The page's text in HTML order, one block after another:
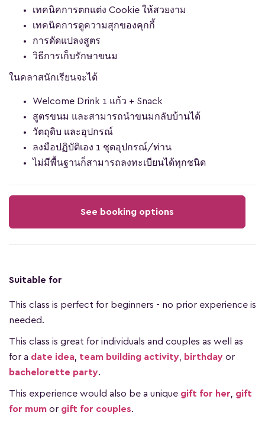
เทคนิคการตกแต่ง Cookie ให้สวยงาม
เทคนิคการดูความสุกของคุกกี้
การดัดแปลงสูตร
วิธีการเก็บรักษาขนม
ในคลาสนักเรียนจะได้
Welcome Drink 1 แก้ว + Snack
สูตรขนม และสามารถนำขนมกลับบ้านได้
วัตถุดิบ และอุปกรณ์
ลงมือปฏิบัติเอง 1 ชุดอุปกรณ์/ท่าน
ไม่มีพื้นฐานก็สามารถลงทะเบียนได้ทุกชนิด
See booking options
Suitable for
This class is perfect for beginners - no prior experience is
needed.
This class is great for individuals and couples as well as
for a date idea team building activity birthday or
bachelorette party.
This experience would also be a unique gift for her
gift
for mum or gift for couples.